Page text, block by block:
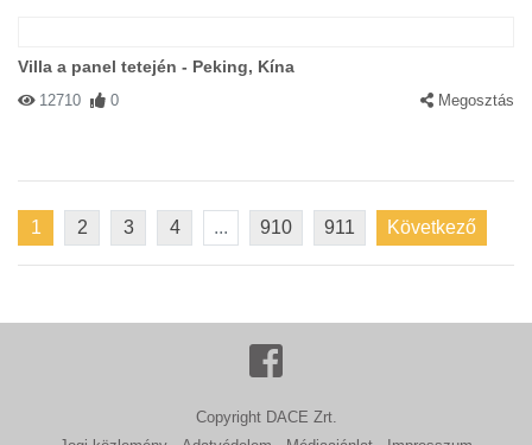
Villa a panel tetején - Peking, Kína
12710 0 Megosztás
1 2 3 4 ... 910 911 Következő
Copyright DACE Zrt.